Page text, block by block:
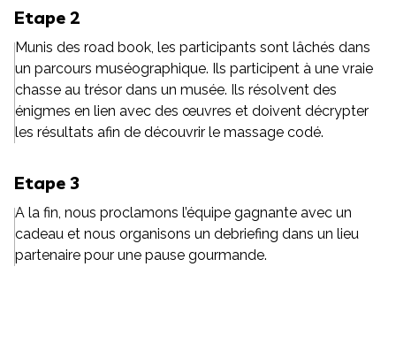
Etape 2
Munis des road book, les participants sont lâchés dans
un parcours muséographique. Ils participent à une vraie
chasse au trésor dans un musée. Ils résolvent des
énigmes en lien avec des œuvres et doivent décrypter
les résultats afin de découvrir le massage codé.
Etape 3
A la fin, nous proclamons l’équipe gagnante avec un
cadeau et nous organisons un debriefing dans un lieu
partenaire pour une pause gourmande.